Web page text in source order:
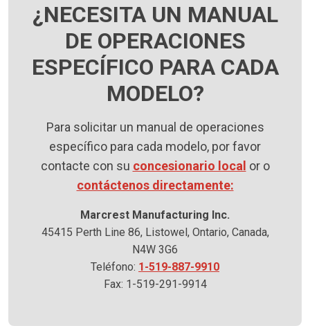
¿NECESITA UN MANUAL
DE OPERACIONES
ESPECÍFICO PARA CADA
MODELO?
Para solicitar un manual de operaciones
específico para cada modelo, por favor
contacte con su concesionario local or o
contáctenos directamente:
Marcrest Manufacturing Inc.
45415 Perth Line 86, Listowel, Ontario, Canada,
N4W 3G6
Teléfono: 1-519-887-9910
Fax: 1-519-291-9914